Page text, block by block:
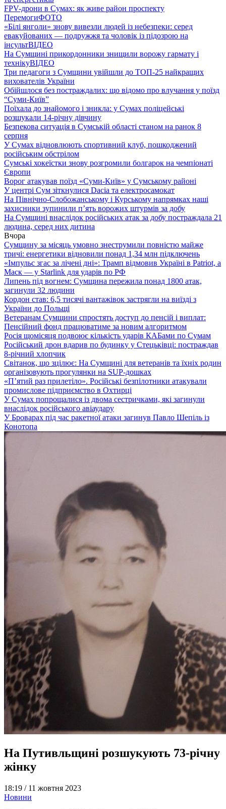
FPV-дрони в Сумах: як живе район проспекту
ПеремогиФОТО
«Білі янголи» знову вивезли людей із небезпеки: серед
евакуйованих — подружжя та чоловік із підозрою на
інсультВІДЕО
На Сумщині прикордонники знищили ворожу гармату і
технікуВІДЕО
Три педагоги з Сумщини увійшли до ТОП-25 найкращих
вихователів України
Обійшлося без постраждалих: що відомо про влучання у поїзд
“Суми-Київ”
Поїхала до знайомого і зникла: у Сумах поліцейські
розшукали 14-річну дівчину
Безпекова ситуація в Сумській області станом на ранок 8
серпня
У Сумах відновлюють спортивний клуб, пошкоджений
російським обстрілом
Сумські хокеїстки знову розгромили болгарок на чемпіонаті
Європи
Ворог атакував поїзд «Суми-Київ» у Сумському районі
У центрі Сум зіткнулися Dacia та електросамокат
На Північно-Слобожанському і Курському напрямках наші
захисники зупинили п’ять ворожих штурмів за добу
На Сумщині внаслідок російських атак за добу постраждала 21
людина, серед них дитина
Вчора
Сумщину за місяць умовно знеструмили повністю майже
тричі: енергетики відновили понад 1,34 млн підключень
«Імпульс згас за лічені дні»: Трамп відмовив Україні в Patriot, а
Маск — у Starlink для ударів по РФ
Липень під вогнем: Сумщина пережила понад 1800 атак,
загинули 32 людини
Кордон став: 6,5 тисячі вантажівок застрягли на виїзді з
України до Польщі
Ветеранам Сумщини спростять доступ до пенсій і виплат:
Пенсійний фонд працюватиме за новим алгоритмом
Росія щомісяця подвоює кількість ударів КАБами по Сумам
Російський дрон вдарив по будинку у Стецьківці: постраждав
8-річний хлопчик
Світанок, що зцілює: На Сумщині для ветеранів та їхніх родин
організовують прогулянки на SUP-дошках
«П’ятий раз прилетіло». Російські безпілотники атакували
промислове підприємство в Охтирці
У Сумах попрощалися із двома сестричками, які загинули
внаслідок російського авіаудару
У Броварах під час ракетної атаки загинув Павло Шепіль із
Конотопа
На Путивльщині розшукують 73-річну
жінку
18:19 / 11 жовтня 2023
Новини